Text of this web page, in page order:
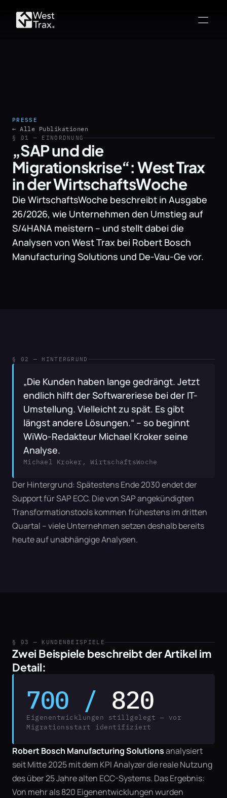
PRESSE
← Alle Publikationen
§ 01 — EINORDNUNG
„SAP und die
Migrationskrise“: West Trax
in der WirtschaftsWoche
Die WirtschaftsWoche beschreibt in Ausgabe
26/2026, wie Unternehmen den Umstieg auf
S/4HANA meistern – und stellt dabei die
Analysen von West Trax bei Robert Bosch
Manufacturing Solutions und De-Vau-Ge vor.
§ 02 — HINTERGRUND
„Die Kunden haben lange gedrängt. Jetzt
endlich hilft der Softwareriese bei der IT-
Umstellung. Vielleicht zu spät. Es gibt
längst andere Lösungen.“ – so beginnt
WiWo-Redakteur Michael Kroker seine
Analyse.
Michael Kroker, WirtschaftsWoche
Der Hintergrund: Spätestens Ende 2030 endet der
Support für SAP ECC. Die von SAP angekündigten
Transformationstools kommen frühestens im dritten
Quartal – viele Unternehmen setzen deshalb bereits
heute auf unabhängige Analysen.
§ 03 — KUNDENBEISPIELE
Zwei Beispiele beschreibt der Artikel im
Detail:
700 / 820
Eigenentwicklungen stillgelegt — vor
Migrationsstart identifiziert
Robert Bosch Manufacturing Solutions analysiert
seit Mitte 2025 mit dem KPI Analyzer die reale Nutzung
des über 25 Jahre alten ECC-Systems. Das Ergebnis:
Von mehr als 820 Eigenentwicklungen wurden